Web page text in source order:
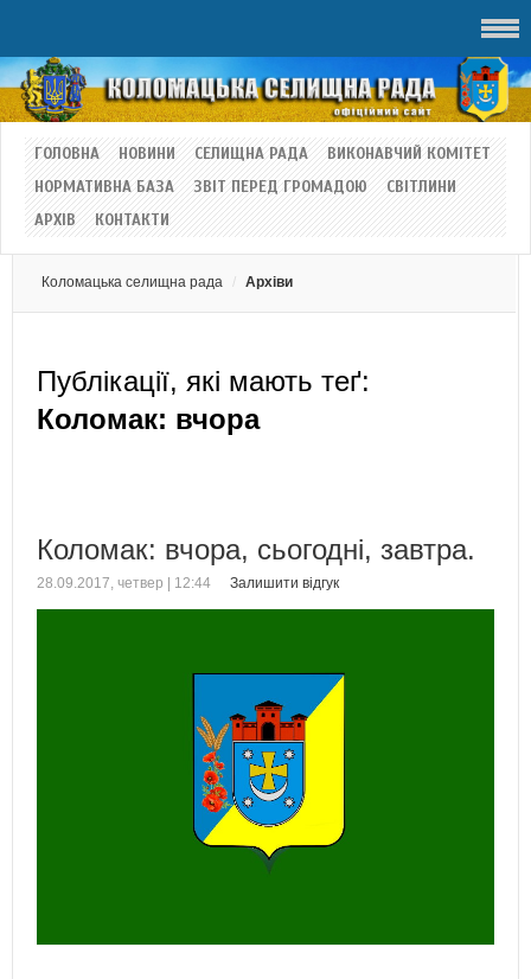
ГОЛОВНА НОВИНИ СЕЛИЩНА РАДА
ВИКОНАВЧИЙ КОМІТЕТ
НОРМАТИВНА БАЗА
ЗВІТ ПЕРЕД ГРОМАДОЮ
СВІТЛИНИ
АРХІВ
КОНТАКТИ
Коломацька селищна рада Архіви
Публікації, які мають теґ:
Коломак: вчора
Коломак: вчора, сьогодні, завтра.
28.09.2017, четвер | 12:44 Залишити відгук